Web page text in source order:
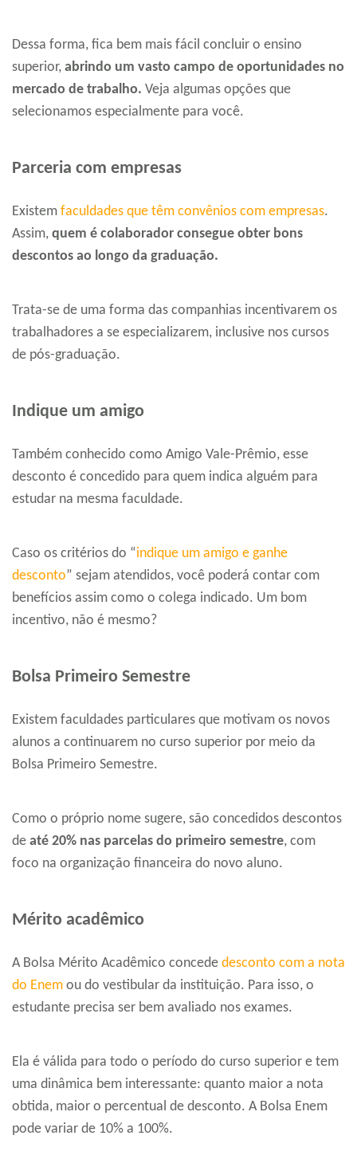
Dessa forma, fica bem mais fácil concluir o ensino
superior, abrindo um vasto campo de oportunidades no
mercado de trabalho. Veja algumas opções que
selecionamos especialmente para você.
Parceria com empresas
Existem faculdades que têm convênios com empresas.
Assim, quem é colaborador consegue obter bons
descontos ao longo da graduação.
Trata-se de uma forma das companhias incentivarem os
trabalhadores a se especializarem, inclusive nos cursos
de pós-graduação.
Indique um amigo
Também conhecido como Amigo Vale-Prêmio, esse
desconto é concedido para quem indica alguém para
estudar na mesma faculdade.
Caso os critérios do “indique um amigo e ganhe
desconto” sejam atendidos, você poderá contar com
benefícios assim como o colega indicado. Um bom
incentivo, não é mesmo?
Bolsa Primeiro Semestre
Existem faculdades particulares que motivam os novos
alunos a continuarem no curso superior por meio da
Bolsa Primeiro Semestre.
Como o próprio nome sugere, são concedidos descontos
de até 20% nas parcelas do primeiro semestre, com
foco na organização financeira do novo aluno.
Mérito acadêmico
A Bolsa Mérito Acadêmico concede desconto com a nota
do Enem ou do vestibular da instituição. Para isso, o
estudante precisa ser bem avaliado nos exames.
Ela é válida para todo o período do curso superior e tem
uma dinâmica bem interessante: quanto maior a nota
obtida, maior o percentual de desconto. A Bolsa Enem
pode variar de 10% a 100%.